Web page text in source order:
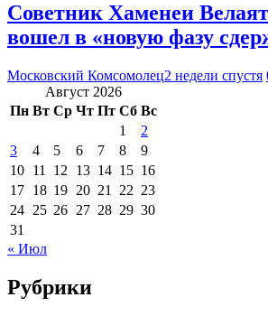
Советник Хаменеи
вошел в «новую фазу
Московский Комсомолец2 недели спустя
Август 2026
Пн Вт Ср Чт Пт Сб Вс
1
2
3
4 5 6 7 8
9
10 11 12 13 14 15 16
17 18 19 20 21 22 23
24 25 26 27 28 29 30
31
« Июл
Рубрики